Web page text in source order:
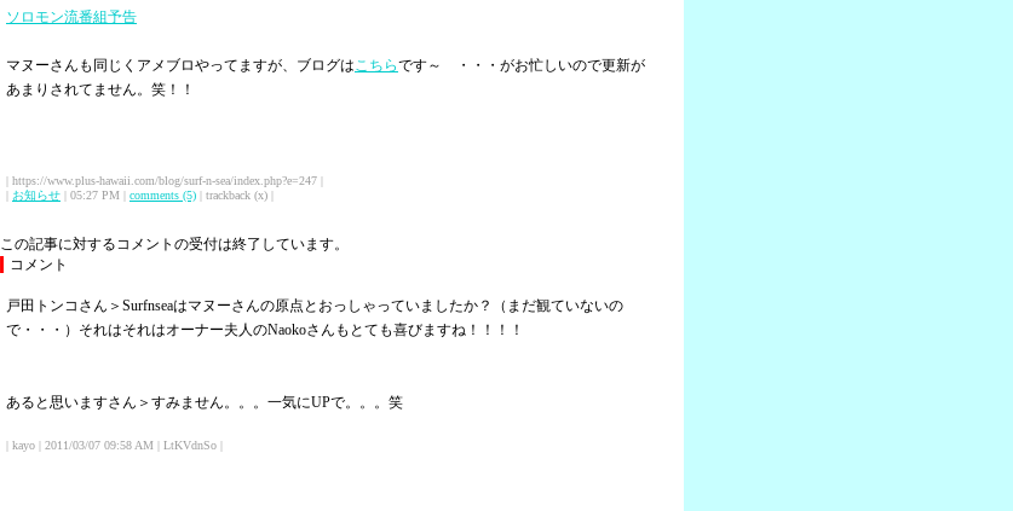
ソロモン流番組予告
マヌーさんも同じくアメブロやってますが、ブログはこちらです～ ・・・がお忙しいので更新が
あまりされてません。笑！！
| https://www.plus-hawaii.com/blog/surf-n-sea/index.php?e=247 |
| お知らせ | 05:27 PM | comments (5) | trackback (x) |
この記事に対するコメントの受付は終了しています。
コメント
戸田トンコさん＞Surfnseaはマヌーさんの原点とおっしゃっていましたか？（まだ観ていないの
で・・・）それはそれはオーナー夫人のNaokoさんもとても喜びますね！！！！
あると思いますさん＞すみません。。。一気にUPで。。。笑
| kayo | 2011/03/07 09:58 AM | LtKVdnSo |